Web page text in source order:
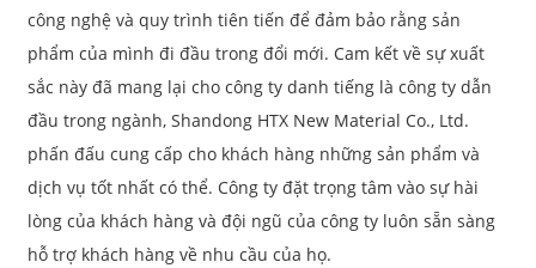
công nghệ và quy trình tiên tiến để đảm bảo rằng sản
phẩm của mình đi đầu trong đổi mới. Cam kết về sự xuất
sắc này đã mang lại cho công ty danh tiếng là công ty dẫn
đầu trong ngành, Shandong HTX New Material Co., Ltd.
phấn đấu cung cấp cho khách hàng những sản phẩm và
dịch vụ tốt nhất có thể. Công ty đặt trọng tâm vào sự hài
lòng của khách hàng và đội ngũ của công ty luôn sẵn sàng
hỗ trợ khách hàng về nhu cầu của họ.